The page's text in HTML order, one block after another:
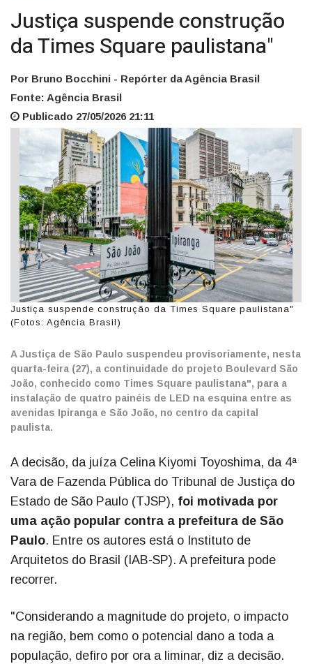
Justiça suspende construção
da Times Square paulistana"
Por Bruno Bocchini - Repórter da Agência Brasil
Fonte: Agência Brasil
Publicado 27/05/2026 21:11
Justiça suspende construção da Times Square paulistana"
(Fotos: Agência Brasil)
A Justiça de São Paulo suspendeu provisoriamente, nesta
quarta-feira (27), a continuidade do projeto Boulevard São
João, conhecido como Times Square paulistana", para a
instalação de quatro painéis de LED na esquina entre as
avenidas Ipiranga e São João, no centro da capital
paulista.
A decisão, da juíza Celina Kiyomi Toyoshima, da 4ª
Vara de Fazenda Pública do Tribunal de Justiça do
Estado de São Paulo (TJSP), foi motivada por
uma ação popular contra a prefeitura de São
Paulo. Entre os autores está o Instituto de
Arquitetos do Brasil (IAB-SP). A prefeitura pode
recorrer.
"Considerando a magnitude do projeto, o impacto
na região, bem como o potencial dano a toda a
população, defiro por ora a liminar, diz a decisão.